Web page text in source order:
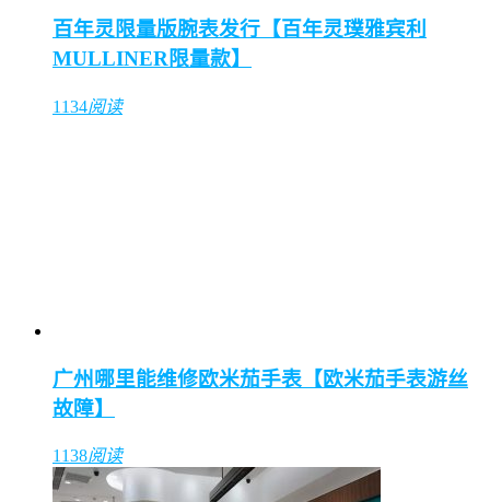
百年灵限量版腕表发行【百年灵璞雅宾利
MULLINER限量款】
1134阅读
广州哪里能维修欧米茄手表【欧米茄手表游丝
故障】
1138阅读